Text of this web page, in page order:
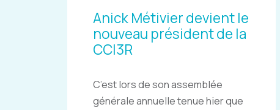
Anick Métivier devient le
nouveau président de la
CCI3R
C’est lors de son assemblée
générale annuelle tenue hier que